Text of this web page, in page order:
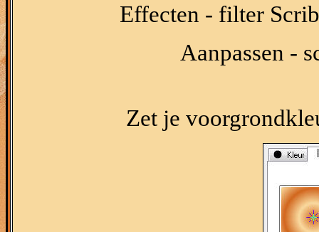
Effecten - filter
Aanpassen -
Zet je